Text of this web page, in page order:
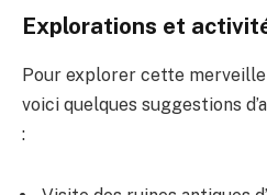
Explorations et
Pour explorer cette merveille
voici quelques suggestions
: